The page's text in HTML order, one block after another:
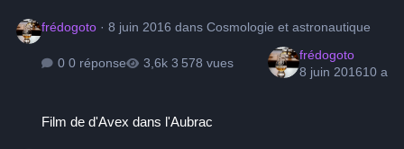
frédogoto ·8 juin 2016 dansCosmologie et astronautique
0 réponse 3 578 vues
frédogoto
8 juin 201610 a
Film de d'Avex dans l'Aubrac